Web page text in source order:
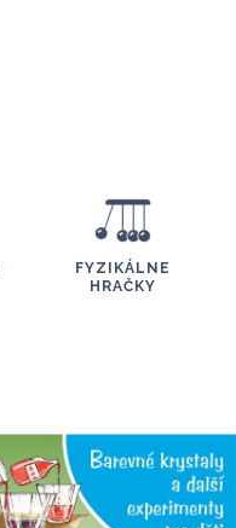
FYZIKÁLNE
HRAČKY